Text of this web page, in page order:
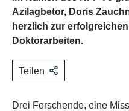
Azilagbetor, Doris
herzlich zur
Doktorarbeiten.
Teilen
Drei Forschende, eine